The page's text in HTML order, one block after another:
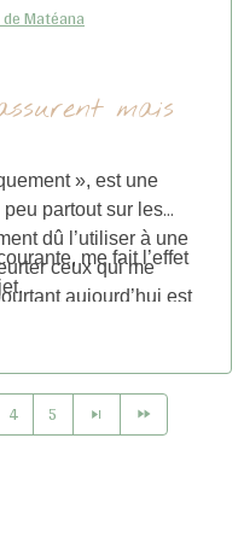
Matéana
mais
», est une
partout sur les
dû l’utiliser à une
ceux qui me
aujourd’hui est
me fait l’effet
4 5